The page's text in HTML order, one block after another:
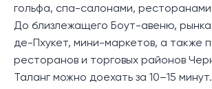
гольфа, спа-салонами, ресторанами
До близлежащего Боут-авеню,
де-Пхукет, мини-маркетов, а также
ресторанов и торговых районов
Таланг можно доехать за 10–15 минут.